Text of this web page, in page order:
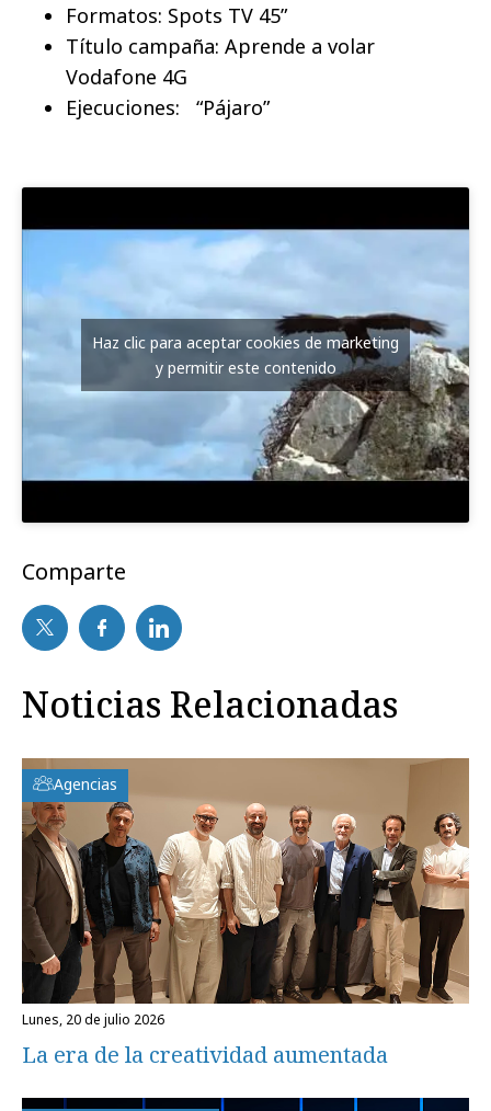
Formatos: Spots TV 45”
Título campaña: Aprende a volar
Vodafone 4G
Ejecuciones: “Pájaro”
Haz clic para aceptar cookies de marketing
y permitir este contenido
Comparte
Noticias Relacionadas
Agencias
lunes, 20 de julio 2026
La era de la creatividad aumentada